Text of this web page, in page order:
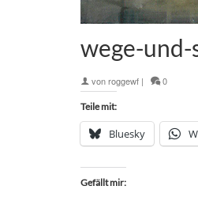
wege-
vonroggewf | 0
Teile mit:
Bluesky
Gefällt mir: